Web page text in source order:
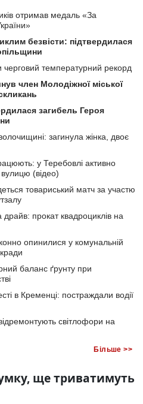
отримав медаль «За
безвісти: підтвердилася
черговий температурний рекорд
член Молодіжної міської
загибель Героя
загинула жінка, двоє
у Теребовлі активно
(відео)
товариський матч за участю
драйв: прокат квадроциклів на
опинилися у комунальній
баланс ґрунту при
в Кременці: постраждали водії
світлофори на
Більше >>
ще триватимуть